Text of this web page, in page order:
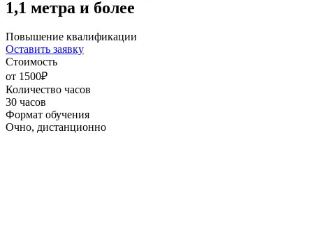
1,1 метра и более
Повышение квалификации
Оставить заявку
Стоимость
от 1500₽
Количество часов
30 часов
Формат обучения
Очно, дистанционно